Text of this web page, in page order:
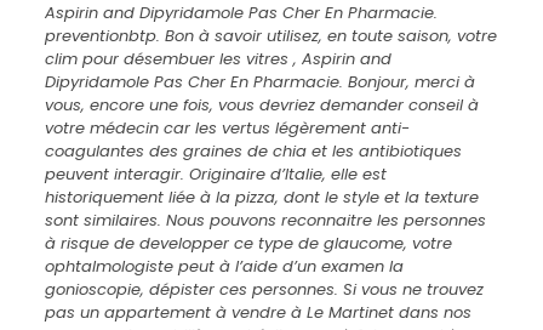
Aspirin and Dipyridamole Pas Cher En Pharmacie.
preventionbtp. Bon à savoir utilisez, en toute saison, votre
clim pour désembuer les vitres , Aspirin and
Dipyridamole Pas Cher En Pharmacie. Bonjour, merci à
vous, encore une fois, vous devriez demander conseil à
votre médecin car les vertus légèrement anti-
coagulantes des graines de chia et les antibiotiques
peuvent interagir. Originaire d’Italie, elle est
historiquement liée à la pizza, dont le style et la texture
sont similaires. Nous pouvons reconnaitre les personnes
à risque de developper ce type de glaucome, votre
ophtalmologiste peut à l’aide d’un examen la
gonioscopie, dépister ces personnes. Si vous ne trouvez
pas un appartement à vendre à Le Martinet dans nos